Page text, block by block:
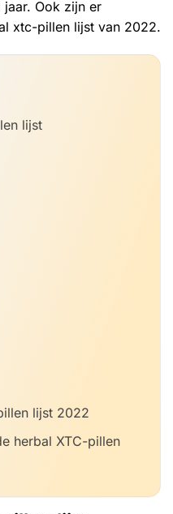
Ook zijn er
xtc-pillen lijst van 2022.
lijst
lijst 2022
herbal XTC-pillen